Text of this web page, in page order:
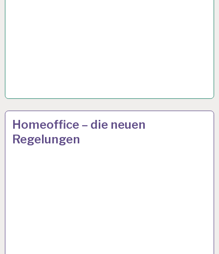
ARBEIT
UND
GESUNDHEIT…
Homeoffice – die neuen
Regelungen
6 APR. 2021